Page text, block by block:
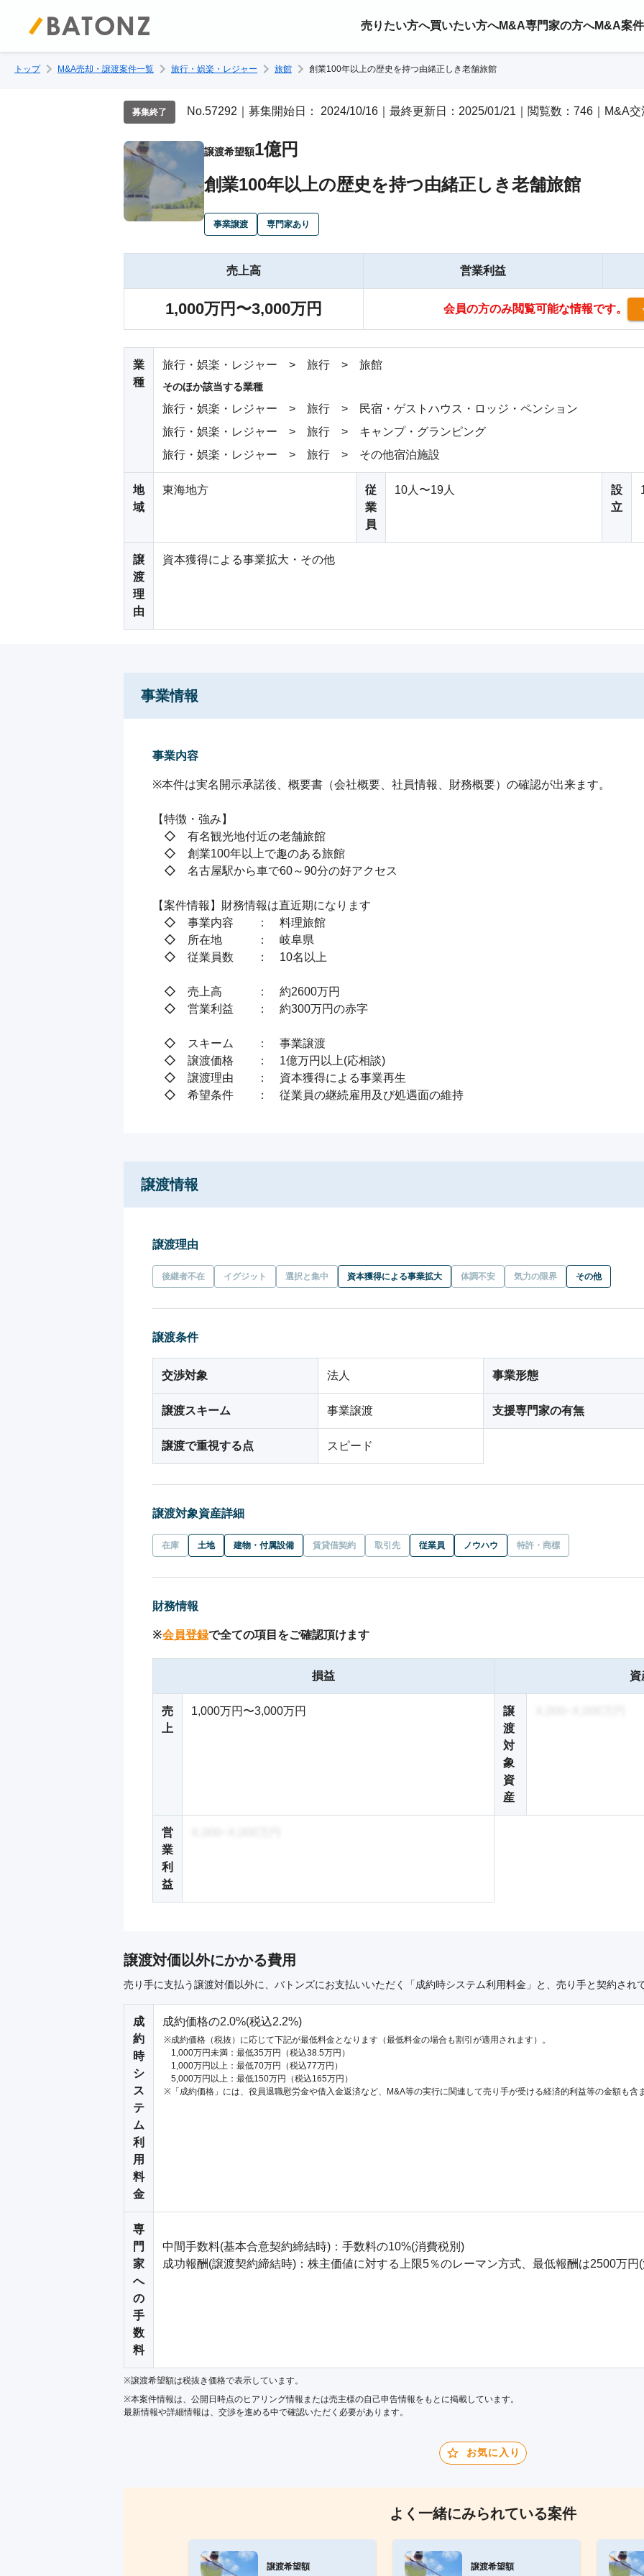
売りたい方へ買いたい方へM&A専門家の方へM&A案
トップ M&A売却・譲渡案件一覧 旅行・娯楽・レジャー 旅館 創業100年以上の歴史を持つ由緒正しき老舗旅館
募集終了 No.57292｜募集開始日： 2024/10/16｜最終更新日：2025/01/21｜閲覧数：746｜M&A
譲渡希望額1億円
創業100年以上の歴史を持つ由緒正しき老舗旅館
事業譲渡 専門家あり
売上高
1,000万円〜3,000万円
営業利益
会員の方のみ閲覧可能な情報です。
業
種
旅行・娯楽・レジャー > 旅行 > 旅館
そのほか該当する業種
旅行・娯楽・レジャー > 旅行 > 民宿・ゲストハウス・ロッジ・ペンション
旅行・娯楽・レジャー > 旅行 > キャンプ・グランピング
旅行・娯楽・レジャー > 旅行 > その他宿泊施設
地
域
東海地方
従
業
員
10人〜19人
設
立
譲
渡
理
由
資本獲得による事業拡大・その他
事業情報
事業内容
※本件は実名開示承諾後、概要書（会社概要、社員情報、財務概要）の確認が出来ます。
【特徴・強み】
◇　有名観光地付近の老舗旅館
◇　創業100年以上で趣のある旅館
◇　名古屋駅から車で60～90分の好アクセス
【案件情報】財務情報は直近期になります
◇　事業内容　　：　料理旅館
◇　所在地　　　：　岐阜県
◇　従業員数　　：　10名以上
◇　売上高　　　：　約2600万円
◇　営業利益　　：　約300万円の赤字
◇　スキーム　　：　事業譲渡
◇　譲渡価格　　：　1億万円以上(応相談)
◇　譲渡理由　　：　資本獲得による事業再生
◇　希望条件　　：　従業員の継続雇用及び処遇面の維持
譲渡情報
譲渡理由
後継者不在 イグジット 選択と集中 資本獲得による事業拡大 体調不安 気力の限界 その他
譲渡条件
交渉対象 法人 事業形態
譲渡スキーム 事業譲渡 支援専門家の有無
譲渡で重視する点 スピード
譲渡対象資産詳細
在庫 土地 建物・付属設備 賃貸借契約 取引先 従業員 ノウハウ 特許・商標
財務情報
※会員登録で全ての項目をご確認頂けます
損益
売
上
1,000万円〜3,000万円
営
業
利
益
資
譲
渡
対
象
資
産
譲渡対価以外にかかる費用
売り手に支払う譲渡対価以外に、バトンズにお支払いいただく「成約時システム利用料金」と、売り手と契約され
成
約
時
シ
ス
テ
ム
利
用
料
金
成約価格の2.0%(税込2.2%)
成約価格（税抜）に応じて下記が最低料金となります（最低料金の場合も割引が適用されます）。
1,000万円未満：最低35万円（税込38.5万円）
1,000万円以上：最低70万円（税込77万円）
5,000万円以上：最低150万円（税込165万円）
「成約価格」には、役員退職慰労金や借入金返済など、M&A等の実行に関連して売り手が受ける経済的利益等の金額も含
専
門
家
へ
の
手
数
料
中間手数料(基本合意契約締結時)：手数料の10%(消費税別)
成功報酬(譲渡契約締結時)：株主価値に対する上限5％のレーマン方式、最低報酬は2500万円
※譲渡希望額は税抜き価格で表示しています。
※本案件情報は、公開日時点のヒアリング情報または売主様の自己申告情報をもとに掲載しています。
最新情報や詳細情報は、交渉を進める中で確認いただく必要があります。
お気に入り
よく一緒にみられている案件
譲渡希望額 譲渡希望額